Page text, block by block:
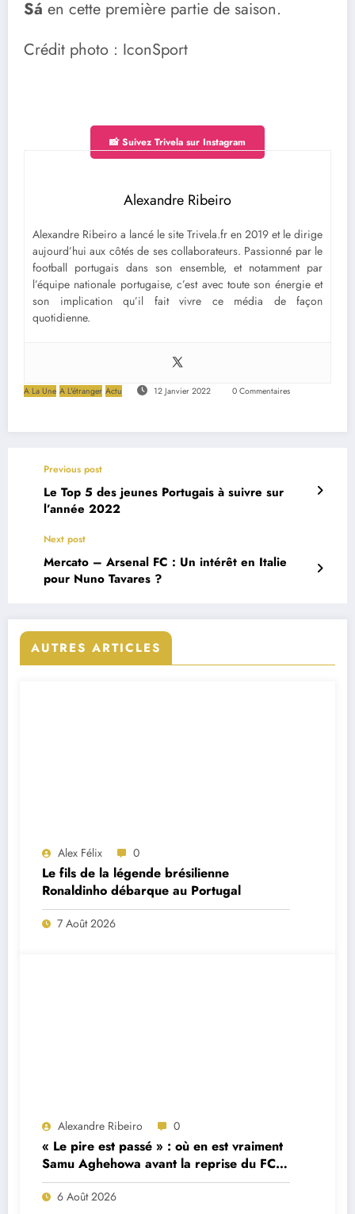
Sá en cette première partie de saison.
Crédit photo : IconSport
📸 Suivez Trivela sur Instagram
Alexandre Ribeiro
Alexandre Ribeiro a lancé le site Trivela.fr en 2019 et le dirige
aujourd’hui aux côtés de ses collaborateurs. Passionné par le
football portugais dans son ensemble, et notamment par
l’équipe nationale portugaise, c’est avec toute son énergie et
son implication qu’il fait vivre ce média de façon
quotidienne.
A La Une A L'étranger Actu 12 Janvier 2022 0 Commentaires
Previous post
Le Top 5 des jeunes Portugais à suivre sur
l’année 2022
Next post
Mercato – Arsenal FC : Un intérêt en Italie
pour Nuno Tavares ?
AUTRES ARTICLES
Alex Félix 0
Le fils de la légende brésilienne
Ronaldinho débarque au Portugal
7 Août 2026
Alexandre Ribeiro 0
« Le pire est passé » : où en est vraiment
Samu Aghehowa avant la reprise du FC
Porto ?
6 Août 2026